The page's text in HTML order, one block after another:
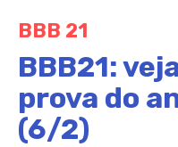
BBB 21
BBB21:
prova do
(6/2)